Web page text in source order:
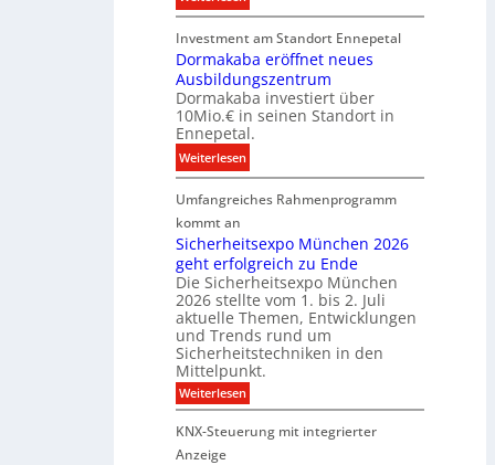
u
r
e
i
g
e
n
e
n
M
r
k
e
t
i
t
i
o
n
s
p
a
n
e
r
b
e
i
M
D
D
i
g
i
t
a
l
e
B
r
n
d
f
r
ü
h
e
s
t
e
Investment am Standort Ennepetal
Dormakaba eröffnet neues
Ausbildungszentrum
Dormakaba investiert über
10Mio.€ in seinen Standort in
Ennepetal.
Weiterlesen:
D
o
m
a
k
a
b
a
e
r
ö
f
Umfangreiches Rahmenprogramm
kommt an
Sicherheitsexpo München 2026
geht erfolgreich zu Ende
Die Sicherheitsexpo München
2026 stellte vom 1. bis 2. Juli
aktuelle Themen, Entwicklungen
und Trends rund um
Sicherheitstechniken in den
Mittelpunkt.
Weiterlesen:
S
c
KNX-Steuerung mit integrierter
Anzeige